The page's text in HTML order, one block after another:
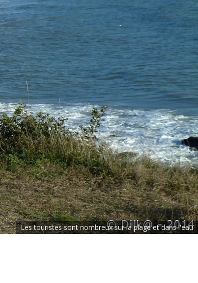
Les touristes sont nombreux sur la plage et dans l'eau